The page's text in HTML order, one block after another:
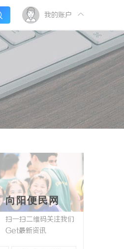
我的账户
向阳便民网
扫一扫二维码关注我们
Get最新资讯